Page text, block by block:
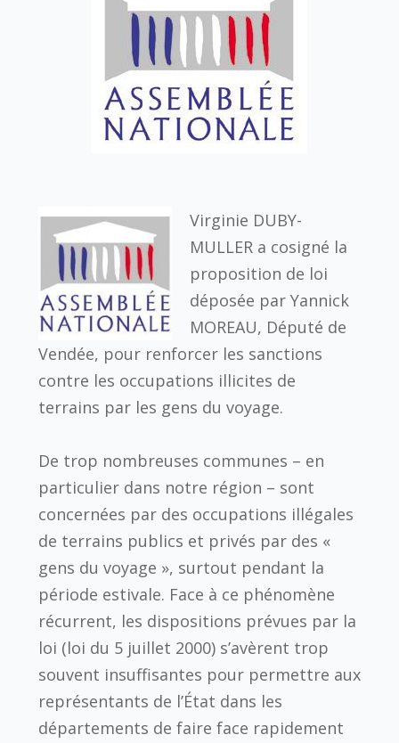
Virginie DUBY-
MULLER a cosigné la
proposition de loi
déposée par Yannick
MOREAU, Député de
Vendée, pour renforcer les sanctions
contre les occupations illicites de
terrains par les gens du voyage.
De trop nombreuses communes – en
particulier dans notre région – sont
concernées par des occupations illégales
de terrains publics et privés par des «
gens du voyage », surtout pendant la
période estivale. Face à ce phénomène
récurrent, les dispositions prévues par la
loi (loi du 5 juillet 2000) s’avèrent trop
souvent insuffisantes pour permettre aux
représentants de l’État dans les
départements de faire face rapidement